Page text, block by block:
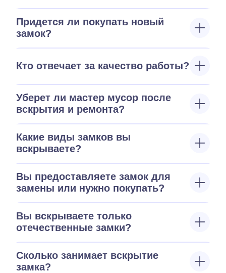
Придется ли покупать новый
замок?
Кто отвечает за качество работы?
Уберет ли мастер мусор после
вскрытия и ремонта?
Какие виды замков вы
вскрываете?
Вы предоставляете замок для
замены или нужно покупать?
Вы вскрываете только
отечественные замки?
Сколько занимает вскрытие
замка?